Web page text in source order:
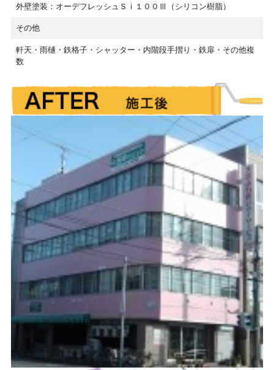
外壁塗装：オーデフレッシュＳｉ１００Ⅲ（シリコン樹脂）
その他
軒天・雨樋・鉄格子・シャッター・内階段手摺り・鉄扉・その他複
数